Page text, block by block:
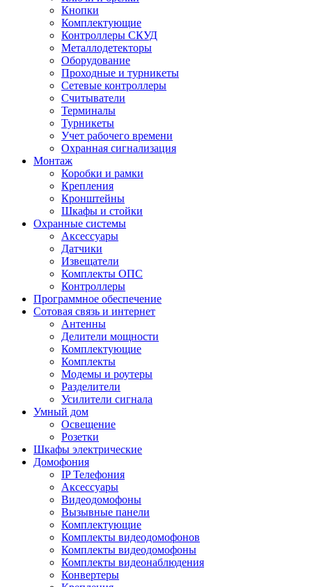
Кнопки
Комплектующие
Контроллеры СКУД
Металлодетекторы
Оборудование
Проходные и турникеты
Сетевые контроллеры
Считыватели
Терминалы
Турникеты
Учет рабочего времени
Охранная сигнализация
Монтаж
Коробки и рамки
Крепления
Кронштейны
Шкафы и стойки
Охранные системы
Аксессуары
Датчики
Извещатели
Комплекты ОПС
Контроллеры
Программное обеспечение
Сотовая связь и интернет
Антенны
Делители мощности
Комплектующие
Комплекты
Модемы и роутеры
Разделители
Усилители сигнала
Умный дом
Освещение
Розетки
Шкафы электрические
Домофония
IP Телефония
Аксессуары
Видеодомофоны
Вызывные панели
Комплектующие
Комплекты видеодомофонов
Комплекты видеодомофоны
Комплекты видеонаблюдения
Конвертеры